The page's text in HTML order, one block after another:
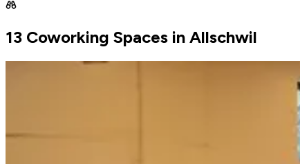
13 Coworking Spaces in Allschwil